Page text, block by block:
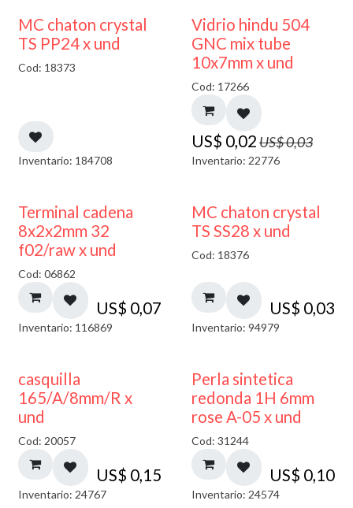
MC chaton crystal
TS PP24 x und
Cod: 18373
Inventario: 184708
40% DESCUENTO
Vidrio hindu 504
GNC mix tube
10x7mm x und
Cod: 17266
US$ 0,02US$0,03
Inventario: 22776
Terminal cadena
8x2x2mm 32
f02/raw x und
Cod: 06862
US$ 0,07
Inventario: 116869
MC chaton crystal
TS SS28 x und
Cod: 18376
US$ 0,03
Inventario: 94979
casquilla
165/A/8mm/R x
und
Cod: 20057
US$ 0,15
Inventario: 24767
Perla sintetica
redonda 1H 6mm
rose A-05 x und
Cod: 31244
US$ 0,10
Inventario: 24574